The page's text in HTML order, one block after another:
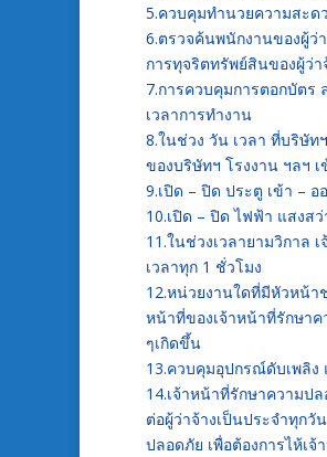
5.ควบคุมทำนวยความสะด
6.ตรวจค้นพนักงานของผู้ว่
การทุจริตทรัพย์สินของผู้ว่
7.การควบคุมการตอกบัตร
เวลาการทำงาน
8.ในช่วง วัน เวลา ที่บริษั
ของบริษัทฯ โรงงาน ฯลฯ
9.เปิด – ปิด ประตู เข้า –
10.เปิด – ปิด ไฟฟ้า แสงส
11.ในช่วงเวลายามวิกาล
เวลาทุก 1 ชั่วโมง
12.หน่วยงานใดที่มีหัวหน้
หน้าที่ของเจ้าหน้าที่รักษา
ๆเกิดขึ้น
13.ควบคุมอุปกรณ์ดับเพลิง
14.เจ้าหน้าที่รักษาความป
ต่อผู้ว่าจ้างเป็นประจำทุก
ปลอดภัย เพื่อต้องการไห้เ